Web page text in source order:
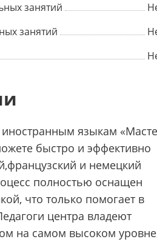
занятий
занятий
языкам
быстро и эффективно
и немецкий
полностью оснащен
что только помогает в
центра владеют
на самом высоком